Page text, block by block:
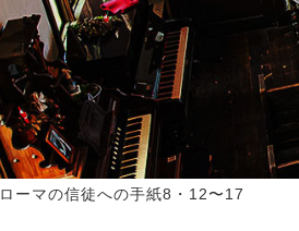
ローマの信徒への手紙8・12〜17